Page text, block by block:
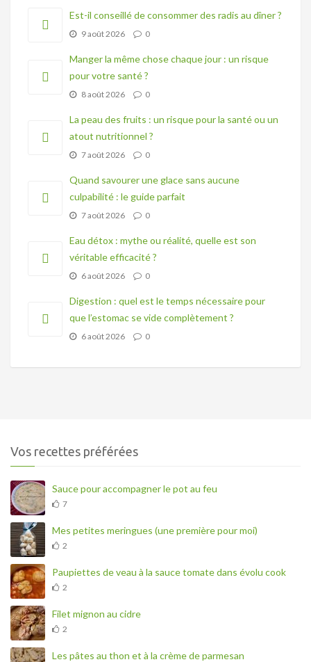
Est-il conseillé de consommer des radis au dîner ?
9 août 2026 0
Manger la même chose chaque jour : un risque
pour votre santé ?
8 août 2026 0
La peau des fruits : un risque pour la santé ou un
atout nutritionnel ?
7 août 2026 0
Quand savourer une glace sans aucune
culpabilité : le guide parfait
7 août 2026 0
Eau détox : mythe ou réalité, quelle est son
véritable efficacité ?
6 août 2026 0
Digestion : quel est le temps nécessaire pour
que l’estomac se vide complètement ?
6 août 2026 0
Vos recettes préférées
Sauce pour accompagner le pot au feu
7
Mes petites meringues (une première pour moi)
2
Paupiettes de veau à la sauce tomate dans évolu cook
2
Filet mignon au cidre
2
Les pâtes au thon et à la crème de parmesan